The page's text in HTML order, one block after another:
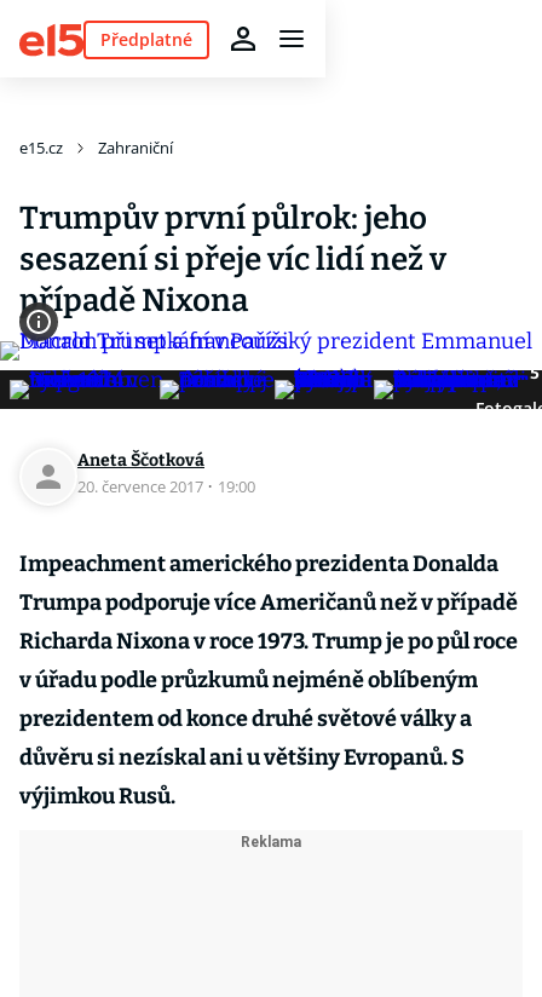
Předplatné
e15.cz Zahraniční
Trumpův první půlrok: jeho
sesazení si přeje víc lidí než v
případě Nixona
5
Aneta Ščotková
20. července 2017 · 19:00
Impeachment amerického prezidenta Donalda
Trumpa podporuje více Američanů než v případě
Richarda Nixona v roce 1973. Trump je po půl roce
v úřadu podle průzkumů nejméně oblíbeným
prezidentem od konce druhé světové války a
důvěru si nezískal ani u většiny Evropanů. S
výjimkou Rusů.